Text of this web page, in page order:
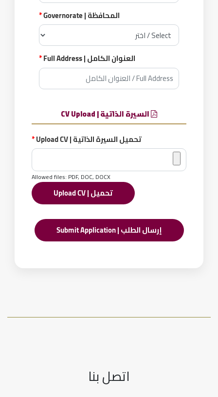
المحافظة | Governorate *
العنوان الكامل | Full Address *
السيرة الذاتية | CV Upload
تحميل السيرة الذاتية | Upload CV
*
Allowed files: PDF, DOC, DOCX
اتصل بنا